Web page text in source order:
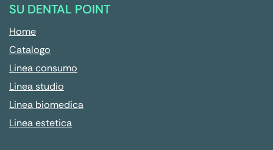
SU DENTAL POINT
Home
Catalogo
Linea consumo
Linea studio
Linea biomedica
Linea estetica